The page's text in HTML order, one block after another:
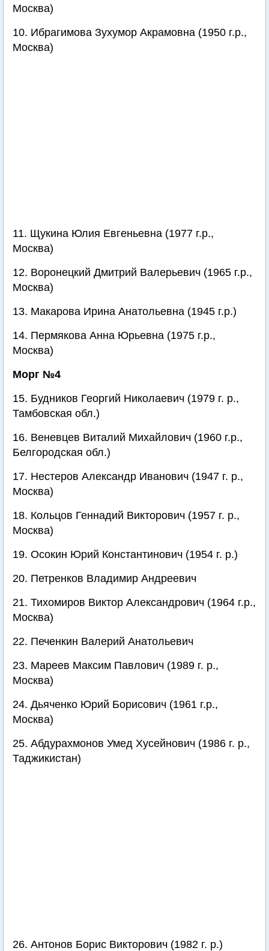
Москва)
10. Ибрагимова Зухумор Акрамовна (1950 г.р.,
Москва)
11. Щукина Юлия Евгеньевна (1977 г.р.,
Москва)
12. Воронецкий Дмитрий Валерьевич (1965 г.р.,
Москва)
13. Макарова Ирина Анатольевна (1945 г.р.)
14. Пермякова Анна Юрьевна (1975 г.р.,
Москва)
Морг №4
15. Будников Георгий Николаевич (1979 г. р.,
Тамбовская обл.)
16. Веневцев Виталий Михайлович (1960 г.р.,
Белгородская обл.)
17. Нестеров Александр Иванович (1947 г. р.,
Москва)
18. Кольцов Геннадий Викторович (1957 г. р.,
Москва)
19. Осокин Юрий Константинович (1954 г. р.)
20. Петренков Владимир Андреевич
21. Тихомиров Виктор Александрович (1964 г.р.,
Москва)
22. Печенкин Валерий Анатольевич
23. Мареев Максим Павлович (1989 г. р.,
Москва)
24. Дьяченко Юрий Борисович (1961 г.р.,
Москва)
25. Абдурахмонов Умед Хусейнович (1986 г. р.,
Таджикистан)
26. Антонов Борис Викторович (1982 г. р.)